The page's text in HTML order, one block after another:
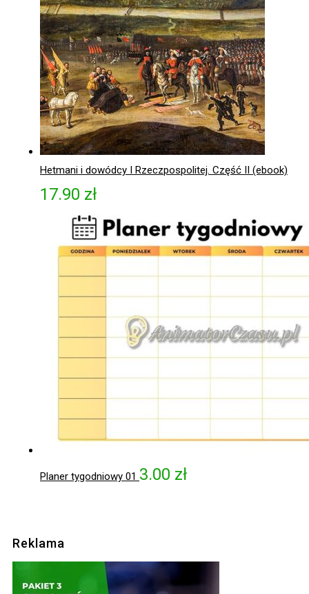
Hetmani i dowódcy I Rzeczpospolitej. Część II (ebook)
17.90 zł
Planer tygodniowy 01 3.00 zł
Reklama